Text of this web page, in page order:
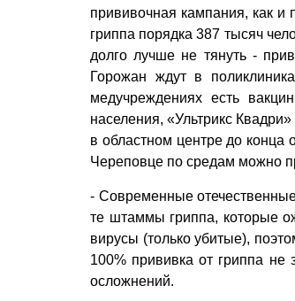
прививочная кампания, как и
гриппа порядка 387 тысяч
долго лучше не тянуть -
Горожан ждут в
медучреждениях есть
населения, «Ультрикс
в областном центре до конца
Череповце по средам можно
- Современные
те штаммы гриппа, которые
вирусы (только убитые),
100% прививка от гриппа не
осложнений.